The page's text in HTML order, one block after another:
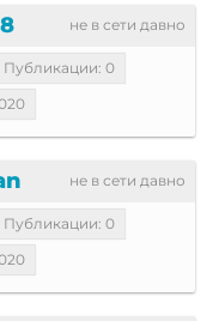
не в сети давно
Публикации: 0
не в сети давно
Публикации: 0